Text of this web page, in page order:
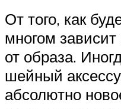
От того, как
многом
от образа.
шейный
абсолютно